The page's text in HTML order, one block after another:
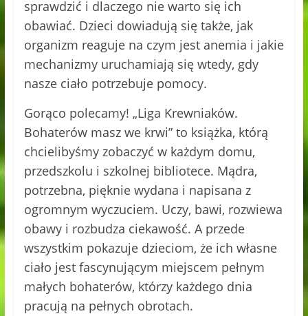
sprawdzić i dlaczego nie warto się ich
obawiać. Dzieci dowiadują się także, jak
organizm reaguje na czym jest anemia i jakie
mechanizmy uruchamiają się wtedy, gdy
nasze ciało potrzebuje pomocy.
Gorąco polecamy! „Liga Krewniaków.
Bohaterów masz we krwi” to książka, którą
chcielibyśmy zobaczyć w każdym domu,
przedszkolu i szkolnej bibliotece. Mądra,
potrzebna, pięknie wydana i napisana z
ogromnym wyczuciem. Uczy, bawi, rozwiewa
obawy i rozbudza ciekawość. A przede
wszystkim pokazuje dzieciom, że ich własne
ciało jest fascynującym miejscem pełnym
małych bohaterów, którzy każdego dnia
pracują na pełnych obrotach.